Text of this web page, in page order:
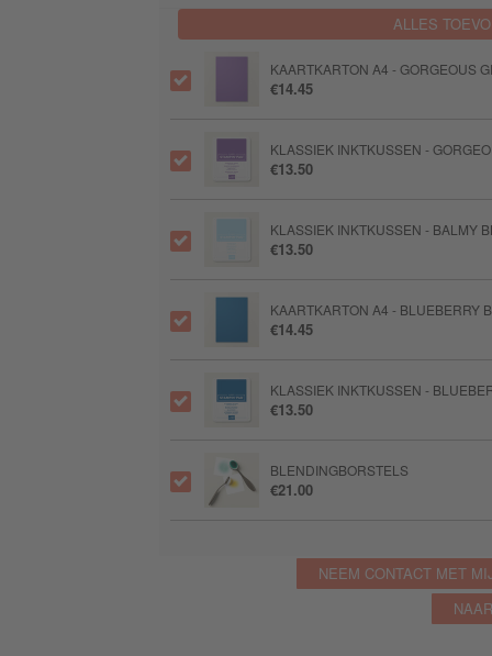
ALLES
KAARTKARTON A4 - GORGEOUS
€14.45
KLASSIEK INKTKUSSEN -
€13.50
KLASSIEK INKTKUSSEN - BALMY
€13.50
KAARTKARTON A4 - BLUEBERRY
€14.45
KLASSIEK INKTKUSSEN -
€13.50
BLENDINGBORSTELS
€21.00
NEEM CONTACT MET